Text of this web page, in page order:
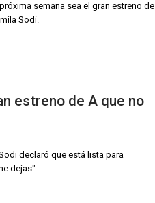
semana sea el gran estreno de
Sodi.
estreno de A que no
declaró que está lista para
dejas".